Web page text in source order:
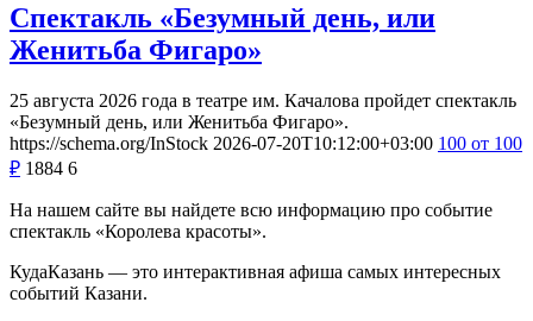
Спектакль «Безумный день, или
Женитьба Фигаро»
25 августа 2026 года в театре им. Качалова пройдет спектакль
«Безумный день, или Женитьба Фигаро».
https://schema.org/InStock 2026-07-20T10:12:00+03:00 100 от 100
₽ 1884 6
На нашем сайте вы найдете всю информацию про событие
спектакль «Королева красоты».
КудаКазань — это интерактивная афиша самых интересных
событий Казани.